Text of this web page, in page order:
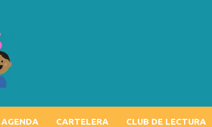
AGENDA CARTELERA CLUB DE LECTURA